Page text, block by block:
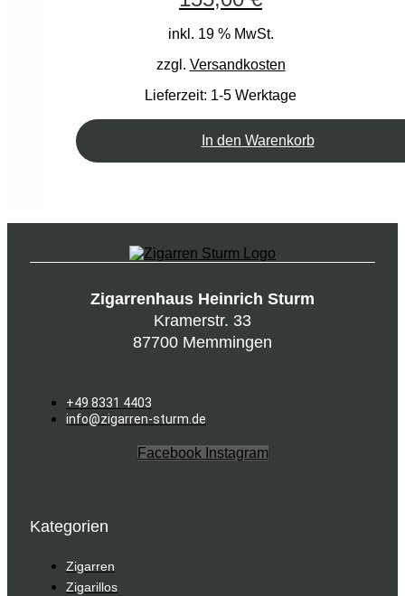
inkl. 19 % MwSt.
zzgl. Versandkosten
Lieferzeit: 1-5 Werktage
In den Warenkorb
Zigarrenhaus Heinrich Sturm
Kramerstr. 33
87700 Memmingen
+49 8331 4403
info@zigarren-sturm.de
Facebook Instagram
Kategorien
Zigarren
Zigarillos